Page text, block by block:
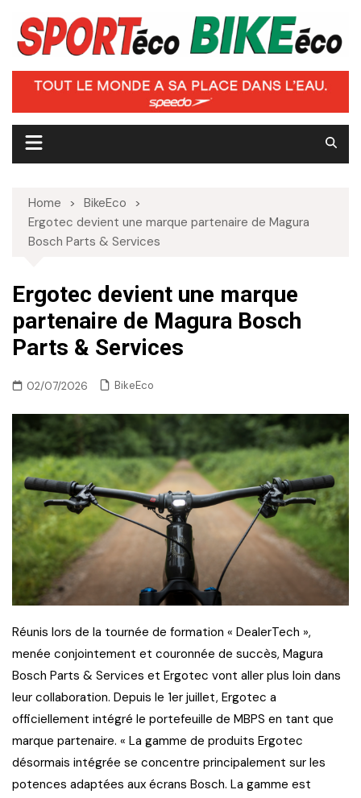
content
Home
BikeEco
Ergotec devient une marque partenaire de Magura
Bosch Parts & Services
Ergotec devient une marque
partenaire de Magura Bosch
Parts & Services
02/07/2026 BikeEco
Réunis lors de la tournée de formation « DealerTech »,
menée conjointement et couronnée de succès, Magura
Bosch Parts & Services et Ergotec vont aller plus loin dans
leur collaboration. Depuis le 1er juillet, Ergotec a
officiellement intégré le portefeuille de MBPS en tant que
marque partenaire. « La gamme de produits Ergotec
désormais intégrée se concentre principalement sur les
potences adaptées aux écrans Bosch. La gamme est